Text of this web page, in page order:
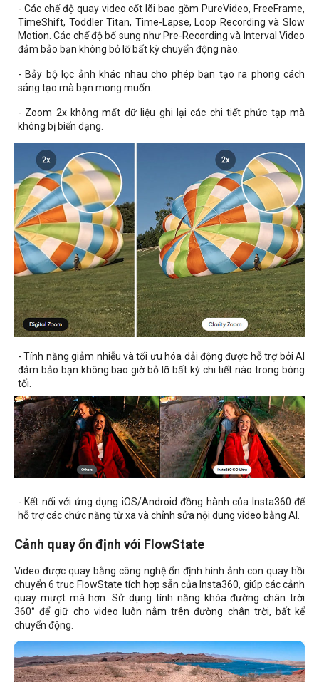
- Các chế độ quay video cốt lõi bao gồm PureVideo, FreeFrame,
TimeShift, Toddler Titan, Time-Lapse, Loop Recording và Slow
Motion. Các chế độ bổ sung như Pre-Recording và Interval Video
đảm bảo bạn không bỏ lỡ bất kỳ chuyển động nào.
- Bảy bộ lọc ảnh khác nhau cho phép bạn tạo ra phong cách
sáng tạo mà bạn mong muốn.
- Zoom 2x không mất dữ liệu ghi lại các chi tiết phức tạp mà
không bị biến dạng.
- Tính năng giảm nhiễu và tối ưu hóa dải động được hỗ trợ bởi AI
đảm bảo bạn không bao giờ bỏ lỡ bất kỳ chi tiết nào trong bóng
tối.
- Kết nối với ứng dụng iOS/Android đồng hành của Insta360 để
hỗ trợ các chức năng từ xa và chỉnh sửa nội dung video bằng AI.
Cảnh quay ổn định với FlowState
Video được quay bằng công nghệ ổn định hình ảnh con quay hồi
chuyển 6 trục FlowState tích hợp sẵn của Insta360, giúp các cảnh
quay mượt mà hơn. Sử dụng tính năng khóa đường chân trời
360° để giữ cho video luôn nằm trên đường chân trời, bất kể
chuyển động.